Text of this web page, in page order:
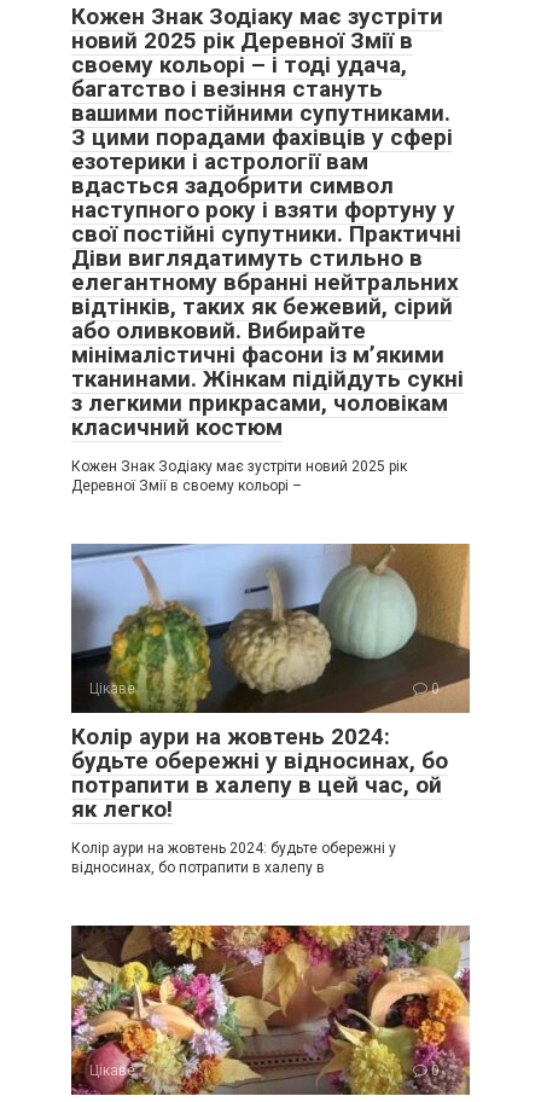
Кожен Знак Зодіаку має зустріти
новий 2025 рік Деревної Змії в
своему кольорі – і тоді удача,
багатство і везіння стануть
вашими постійними супутниками.
З цими порадами фахівців у сфері
езотерики і астрології вам
вдасться задобрити символ
наступного року і взяти фортуну у
свої постійні супутники. Практичні
Діви виглядатимуть стильно в
елегантному вбранні нейтральних
відтінків, таких як бежевий, сірий
або оливковий. Вибирайте
мінімалістичні фасони із м’якими
тканинами. Жінкам підійдуть сукні
з легкими прикрасами, чоловікам
класичний костюм
Кожен Знак Зодіаку має зустріти новий 2025 рік
Деревної Змії в своему кольорі –
Цікаве 0
Колір аури на жовтень 2024:
будьте обережні у відносинах, бо
потрапити в халепу в цей час, ой
як легко!
Колір аури на жовтень 2024: будьте обережні у
відносинах, бо потрапити в халепу в
Цікаве 0